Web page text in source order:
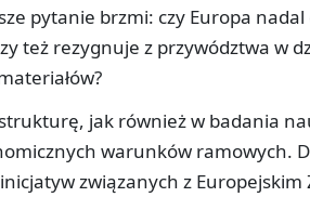
pytanie brzmi: czy Europa
też rezygnuje z przywództwa w
jak również w badania
warunków ramowych.
związanych z